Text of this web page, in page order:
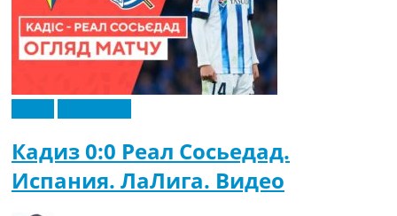
Кадиз 0:0 Реал Сосьедад.
Испания. ЛаЛига. Видео